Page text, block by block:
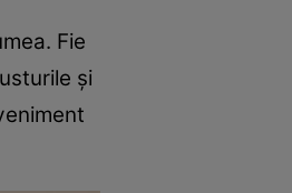
Fie
și